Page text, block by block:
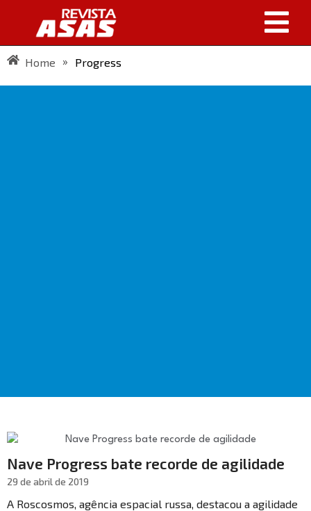
Home » Progress
Nave Progress bate recorde de agilidade
29 de abril de 2019
A Roscosmos, agência espacial russa, destacou a agilidade